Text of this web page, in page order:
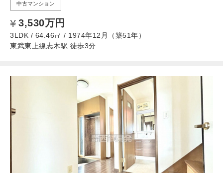
中古マンション
3,530万円
3LDK / 64.46㎡ / 1974年12月（築51年）
東武東上線志木駅 徒歩3分